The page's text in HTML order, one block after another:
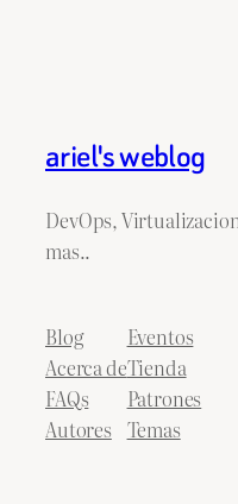
ariel's weblog
DevOps,
mas..
Blog
Acerca de
FAQs
Autores
Eventos
Tienda
Patrones
Temas